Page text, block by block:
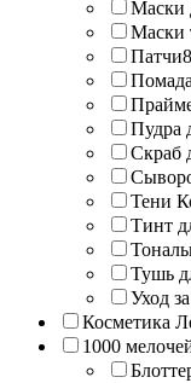
Маски
Маски
Патчи8
Пудра
Скраб
Тени
Тинт
Тушь
Уход
Косметика
1000